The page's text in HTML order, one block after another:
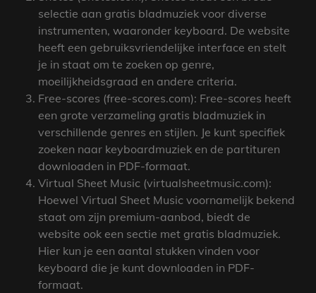
selectie aan gratis bladmuziek voor diverse
instrumenten, waaronder keyboard. De website
heeft een gebruiksvriendelijke interface en stelt
je in staat om te zoeken op genre,
moeilijkheidsgraad en andere criteria.
Free-scores (free-scores.com): Free-scores heeft
een grote verzameling gratis bladmuziek in
verschillende genres en stijlen. Je kunt specifiek
zoeken naar keyboardmuziek en de partituren
downloaden in PDF-formaat.
Virtual Sheet Music (virtualsheetmusic.com):
Hoewel Virtual Sheet Music voornamelijk bekend
staat om zijn premium-aanbod, biedt de
website ook een sectie met gratis bladmuziek.
Hier kun je een aantal stukken vinden voor
keyboard die je kunt downloaden in PDF-
formaat.